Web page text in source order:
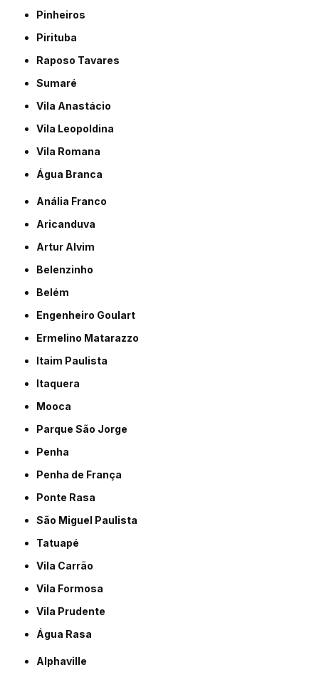
Pinheiros
Pirituba
Raposo Tavares
Sumaré
Vila Anastácio
Vila Leopoldina
Vila Romana
Água Branca
Anália Franco
Aricanduva
Artur Alvim
Belenzinho
Belém
Engenheiro Goulart
Ermelino Matarazzo
Itaim Paulista
Itaquera
Mooca
Parque São Jorge
Penha
Penha de França
Ponte Rasa
São Miguel Paulista
Tatuapé
Vila Carrão
Vila Formosa
Vila Prudente
Água Rasa
Alphaville